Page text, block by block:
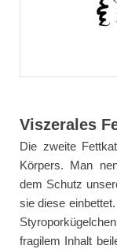
Viszerales
Die zweite
Körpers. Man
dem Schutz
sie diese
fragilem Inhalt